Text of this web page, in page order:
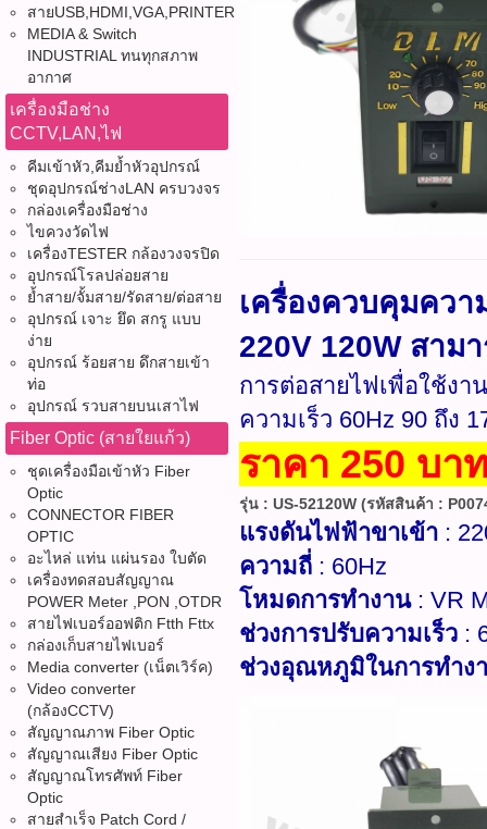
สายUSB,HDMI,VGA,PRINTER
MEDIA & Switch
INDUSTRIAL ทนทุกสภาพ
อากาศ
เครื่องมือช่าง
CCTV,LAN,ไฟ
คีมเข้าหัว,คีมย้ำหัวอุปกรณ์
ชุดอุปกรณ์ช่างLAN ครบวงจร
กล่องเครื่องมือช่าง
ไขควงวัดไฟ
เครื่องTESTER กล้องวงจรปิด
อุปกรณ์โรลปล่อยสาย
ย้ำสาย/จั้มสาย/รัดสาย/ต่อสาย
อุปกรณ์ เจาะ ยึด สกรู แบบ
ง่าย
อุปกรณ์ ร้อยสาย ดึกสายเข้า
ท่อ
อุปกรณ์ รวบสายบนเสาไฟ
Fiber Optic (สายใยแก้ว)
ชุดเครื่องมือเข้าหัว Fiber
Optic
CONNECTOR FIBER
OPTIC
อะไหล่ แท่น แผ่นรอง ใบตัด
เครื่องทดสอบสัญญาณ
POWER Meter ,PON ,OTDR
สายไฟเบอร์ออฟติก Ftth Fttx
กล่องเก็บสายไฟเบอร์
Media converter (เน็ตเวิร์ค)
Video converter
(กล้องCCTV)
สัญญาณภาพ Fiber Optic
สัญญาณเสียง Fiber Optic
สัญญาณโทรศัพท์ Fiber
Optic
สายสำเร็จ Patch Cord /
เครื่องควบคุมควา
220V 120W สา
การต่อสายไฟเพื่อใช้ง
ความเร็ว 60Hz 90 ถึง
ราคา 250 บา
รุ่น : US-52120W (รหัสสินค้า :
แรงดันไฟฟ้าขาเข้า:
ความถี่: 60Hz
โหมดการทำงาน : VR
ช่วงการปรับความเร็ว:
ช่วงอุณหภูมิในการทำง